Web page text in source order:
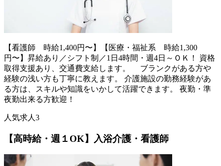
【看護師 時給1,400円〜】【医療・福祉系 時給1,300
円〜】昇給あり／シフト制／1日4時間・週4日～ＯＫ！ 資格
取得支援あり、交通費支給します。 ブランクがある方や
経験の浅い方も丁寧に教えます。 介護施設の勤務経験があ
る方は、スキルや知識をいかして活躍できます。 夜勤・準
夜勤出来る方歓迎！
人気求人3
【高時給・週１OK】入浴介護・看護師